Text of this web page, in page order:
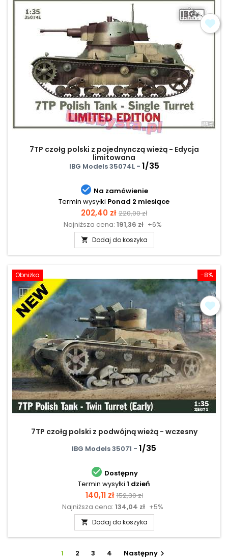
7TP czołg polski z pojednynczą wieżą - Edycja
limitowana
IBG Models 35074L - 1/35
 Na zamówienie
Termin wysyłki Ponad 2 miesiące
Cena
202,40 zł Cena
podstawowa
220,00 zł
Najniższa cena: 191,36 zł +6%
 Dodaj do koszyka
-8%
Obniżka
7TP czołg polski z podwójną wieżą - wczesny
IBG Models 35071 - 1/35
 Dostępny
Termin wysyłki 1 dzień
Cena
140,11 zł Cena
podstawowa
152,30 zł
Najniższa cena: 134,04 zł +5%
 Dodaj do koszyka
1 2 3 4 Następny 